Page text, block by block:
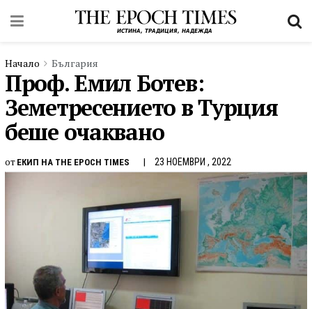
Начало България
Проф. Емил Ботев:
Земетресението в Турция
беше очаквано
от ЕКИП НА THE EPOCH TIMES 23 НОЕМВРИ , 2022